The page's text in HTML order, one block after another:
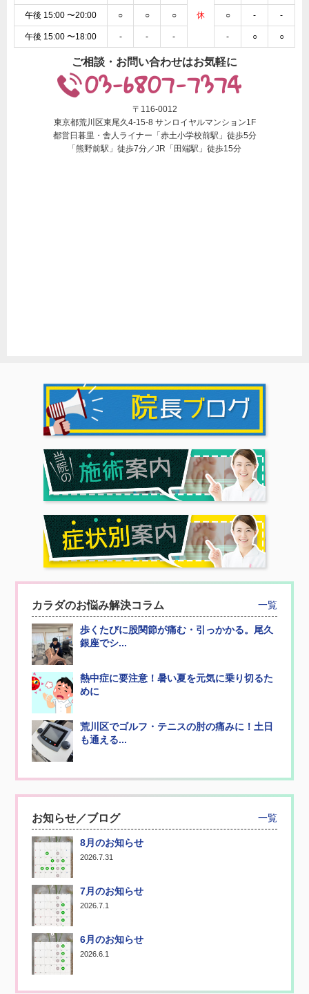
休
午後 15:00 〜20:00 ○ ○ ○ ○ - -
午後 15:00 〜18:00 - - - - ○ ○
ご相談・お問い合わせはお気軽に
03-6807-7374
〒116-0012
東京都荒川区東尾久4-15-8 サンロイヤルマンション1F
都営日暮里・舎人ライナー「赤土小学校前駅」徒歩5分
「熊野前駅」徒歩7分／JR「田端駅」徒歩15分
カラダのお悩み解決コラム 一覧
歩くたびに股関節が痛む・引っかかる。尾久
銀座でシ...
熱中症に要注意！暑い夏を元気に乗り切るた
めに
荒川区でゴルフ・テニスの肘の痛みに！土日
も通える...
お知らせ／ブログ 一覧
8月のお知らせ
2026.7.31
7月のお知らせ
2026.7.1
6月のお知らせ
2026.6.1